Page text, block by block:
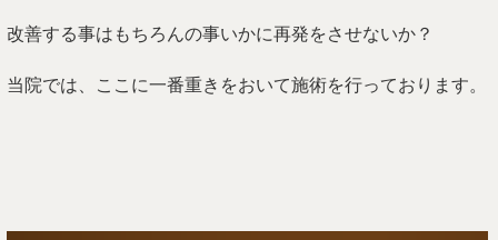
改善する事はもちろんの事いかに再発をさせないか？
当院では、ここに一番重きをおいて施術を行っております。